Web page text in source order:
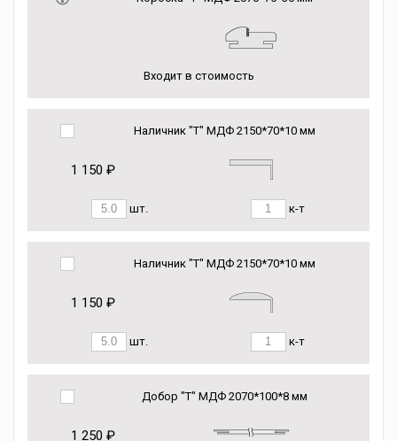
Входит в стоимость
Наличник "Т" МДФ 2150*70*10 мм
1 150 ₽
шт. к-т
Наличник "Т" МДФ 2150*70*10 мм
1 150 ₽
шт. к-т
Добор "Т" МДФ 2070*100*8 мм
1 250 ₽